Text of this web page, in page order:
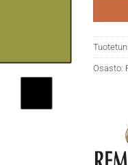
Osasto: